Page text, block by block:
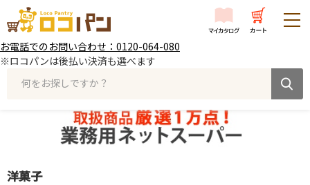
お電話でのお問い合わせ：0120-064-080
※ロコパンは後払い決済も選べます
何をお探しですか？
洋菓子